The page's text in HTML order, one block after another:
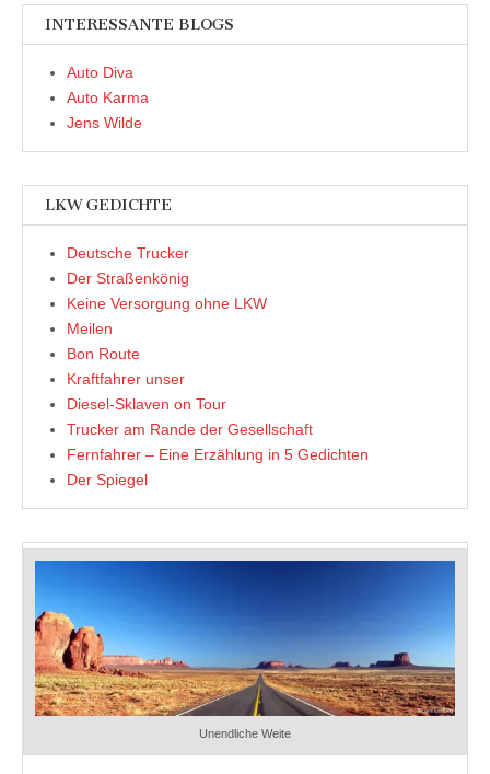
INTERESSANTE BLOGS
Auto Diva
Auto Karma
Jens Wilde
LKW GEDICHTE
Deutsche Trucker
Der Straßenkönig
Keine Versorgung ohne LKW
Meilen
Bon Route
Kraftfahrer unser
Diesel-Sklaven on Tour
Trucker am Rande der Gesellschaft
Fernfahrer – Eine Erzählung in 5 Gedichten
Der Spiegel
Unendliche Weite